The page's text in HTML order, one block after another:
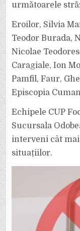
următoarele
Eroilor, Silvia
Teodor Burada,
Nicolae
Caragiale, Ion
Pamfil, Faur,
Episcopia
Echipele CUP
Sucursala
interveni cât
situațiilor.